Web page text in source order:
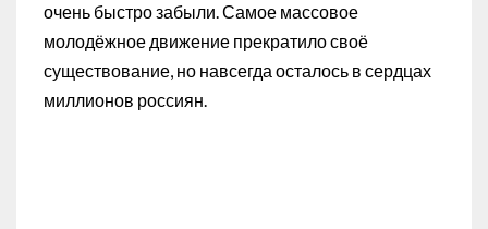
очень быстро забыли. Самое массовое
молодёжное движение прекратило своё
существование, но навсегда осталось в сердцах
миллионов россиян.